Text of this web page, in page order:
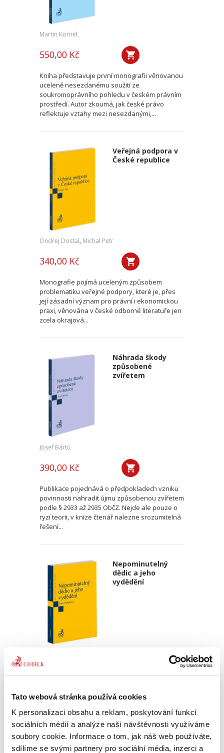
Tato webová stránka používá cookies
K personalizaci obsahu a reklam, poskytování funkcí
sociálních médií a analýze naší návštěvnosti využíváme
soubory cookie. Informace o tom, jak náš web používáte,
sdílíme se svými partnery pro sociální média, inzerci a
Martin Kornel,
550,00 Kč
Kniha představuje první monografii věnovanou
uceleně nesezdanému soužití ze
soukromoprávního pohledu v českém právním
prostředí. Autor zkoumá, jak české právo
reflektuje vztahy mezi nesezdanými,...
Veřejná podpora v
České republice
Ondřej Dostal, Michal Petr
340,00 Kč
Monografie pojímá uceleným způsobem
problematiku veřejné podpory, které je, přes
její zásadní význam pro právní i ekonomickou
praxi, věnována v české odborné literatuře jen
zcela okrajová...
Náhrada škody
způsobené
zvířetem
Josef Bártů
390,00 Kč
Publikace pojednává o předpokladech vzniku
povinnosti nahradit újmu způsobenou zvířetem
podle § 2933 až 2935 ObčZ. Nejde ale pouze o
ryzí teorii, v knize čtenář nalezne srozumitelná
řešení...
Nepominutelný
dědic a jeho
vydědění
340,00 Kč
Nová monografie se věnuje problematice
opominutí, což jsou témata, která se po přijetí
nového občanského zákoníku v roce 2014 stala
mimořádně aktuální v...